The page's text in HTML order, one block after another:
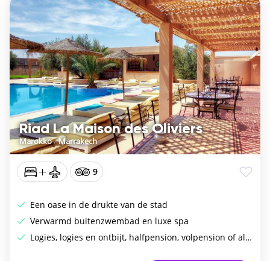
Riad La Maison des Oliviers
Marokko/Marrakech
9
Een oase in de drukte van de stad
Verwarmd buitenzwembad en luxe spa
Logies, logies en ontbijt, halfpension, volpension of all-inclusive